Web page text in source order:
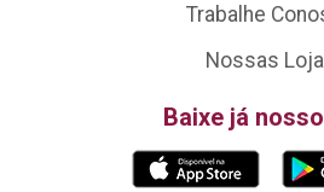
Trabalhe
Nossas
Baixe já